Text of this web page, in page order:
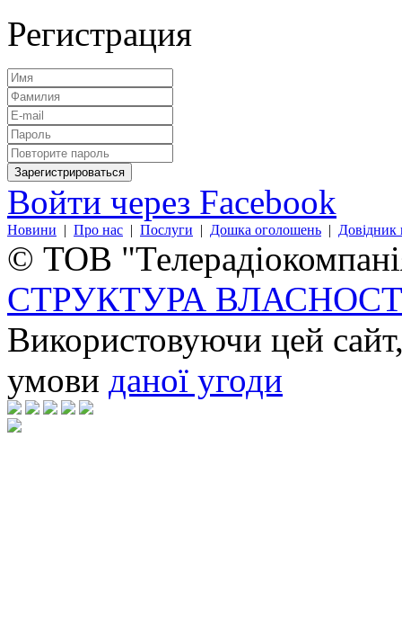
Регистрация
Войти через Facebook
Новини | Про нас | Послуги | Дошка оголошень | Довідник
© ТОВ
СТРУКТУРА
Використовуючи цей
умови даної угоди